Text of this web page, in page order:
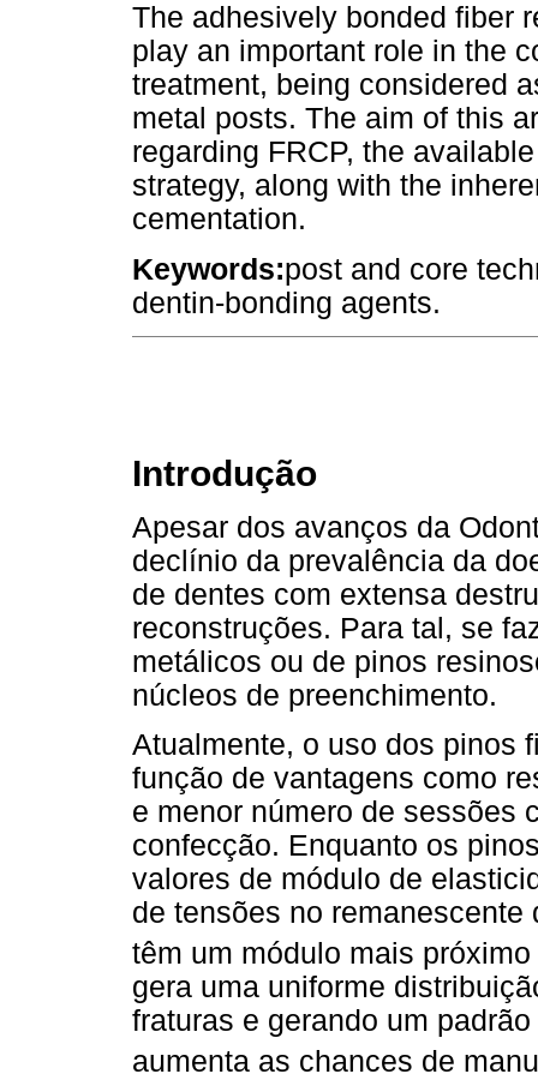
The adhesively bonded fiber
play an important role in the
treatment, being considered
metal posts. The aim of this
regarding FRCP, the
strategy, along with the
cementation.
Keywords:post and core
dentin-bonding agents.
Introdução
Apesar dos avanços da
declínio da prevalência da
de dentes com extensa
reconstruções. Para tal, se
metálicos ou de pinos
núcleos de preenchimento.
Atualmente, o uso dos pinos
função de vantagens como
e menor número de sessões
confecção. Enquanto os
valores de módulo de
de tensões no
têm um módulo mais
gera uma uniforme
fraturas e gerando um
aumenta as chances de